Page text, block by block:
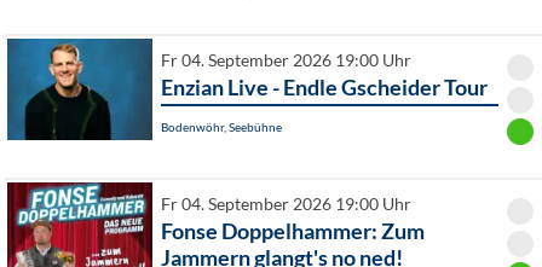
Fr 04. September 2026 19:00 Uhr
Enzian Live - Endle Gscheider Tour
Bodenwöhr, Seebühne
Fr 04. September 2026 19:00 Uhr
Fonse Doppelhammer: Zum
Jammern glangt's no ned!